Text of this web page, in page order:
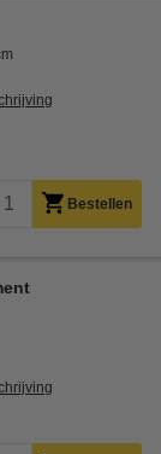
Bestellen